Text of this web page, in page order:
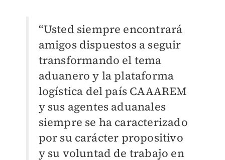
“Usted siempre encontrará
amigos dispuestos a seguir
transformando el tema
aduanero y la plataforma
logística del país CAAAREM
y sus agentes aduanales
siempre se ha caracterizado
por su carácter propositivo
y su voluntad de trabajo en